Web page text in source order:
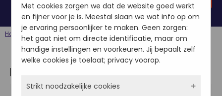
Home KEI: Keyword Effectiveness Index
KEI: Keyword Effectiveness Index
Gijs Weterings
Met cookies zorgen we dat de website goed werkt
en fijner voor je is. Meestal slaan we wat info op om
je ervaring persoonlijker te maken. Geen zorgen:
het gaat niet om directe identificatie, maar om
handige instellingen en voorkeuren. Jij bepaalt zelf
welke cookies je toelaat; privacy voorop.
Strikt noodzakelijke cookies